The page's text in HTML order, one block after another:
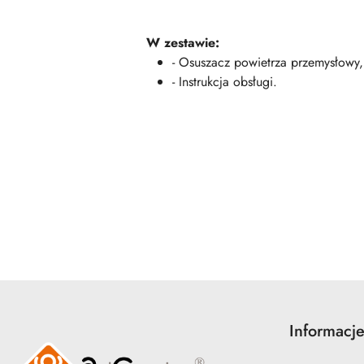
W zestawie:
- Osuszacz powietrza przemysłowy,
- Instrukcja obsługi.
Informacje